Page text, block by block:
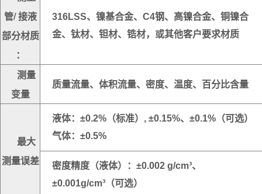
管/ 接液
部分材质
：
316LSS、镍基合金、C4钢、高镍合金、铜镍合
金、钛材、钽材、锆材，或其他客户要求材质
测量
变量
质量流量、体积流量、密度、温度、百分比含量
最大
测量误差
液体：±0.2%（标准）, ±0.15%、±0.1%（可选）
气体：±0.5%
密度精度（液体）：±0.002 g/cm³、
±0.001g/cm³（可选）